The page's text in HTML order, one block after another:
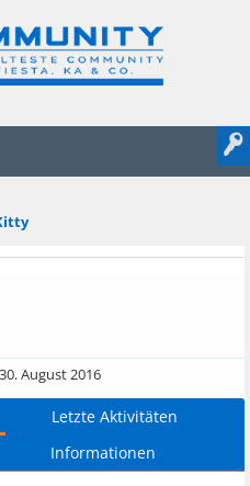
30. August 2016
Letzte Aktivitäten
Informationen